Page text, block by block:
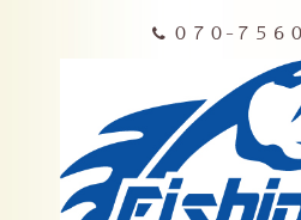
０７０-７５６